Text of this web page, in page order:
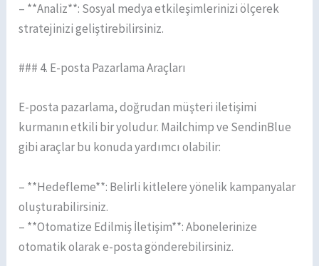
– **Analiz**: Sosyal medya etkileşimlerinizi ölçerek
stratejinizi geliştirebilirsiniz.
### 4. E-posta Pazarlama Araçları
E-posta pazarlama, doğrudan müşteri iletişimi
kurmanın etkili bir yoludur. Mailchimp ve SendinBlue
gibi araçlar bu konuda yardımcı olabilir:
– **Hedefleme**: Belirli kitlelere yönelik kampanyalar
oluşturabilirsiniz.
– **Otomatize Edilmiş İletişim**: Abonelerinize
otomatik olarak e-posta gönderebilirsiniz.